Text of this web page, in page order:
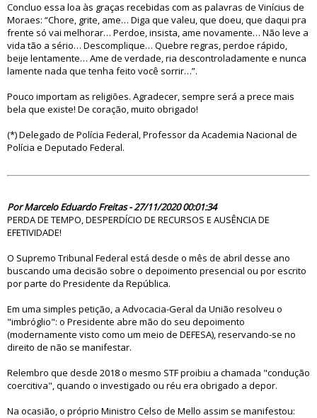
Concluo essa loa às graças recebidas com as palavras de Vinícius de
Moraes: “Chore, grite, ame… Diga que valeu, que doeu, que daqui pra
frente só vai melhorar… Perdoe, insista, ame novamente… Não leve a
vida tão a sério… Descomplique… Quebre regras, perdoe rápido,
beije lentamente… Ame de verdade, ria descontroladamente e nunca
lamente nada que tenha feito você sorrir…”.
Pouco importam as religiões. Agradecer, sempre será a prece mais
bela que existe! De coração, muito obrigado!
(*) Delegado de Polícia Federal, Professor da Academia Nacional de
Polícia e Deputado Federal.
Por Marcelo Eduardo Freitas - 27/11/2020 00:01:34
PERDA DE TEMPO, DESPERDÍCIO DE RECURSOS E AUSÊNCIA DE
EFETIVIDADE!
O Supremo Tribunal Federal está desde o mês de abril desse ano
buscando uma decisão sobre o depoimento presencial ou por escrito
por parte do Presidente da República.
Em uma simples petição, a Advocacia-Geral da União resolveu o
"imbróglio": o Presidente abre mão do seu depoimento
(modernamente visto como um meio de DEFESA), reservando-se no
direito de não se manifestar.
Relembro que desde 2018 o mesmo STF proibiu a chamada "condução
coercitiva", quando o investigado ou réu era obrigado a depor.
Na ocasião, o próprio Ministro Celso de Mello assim se manifestou: